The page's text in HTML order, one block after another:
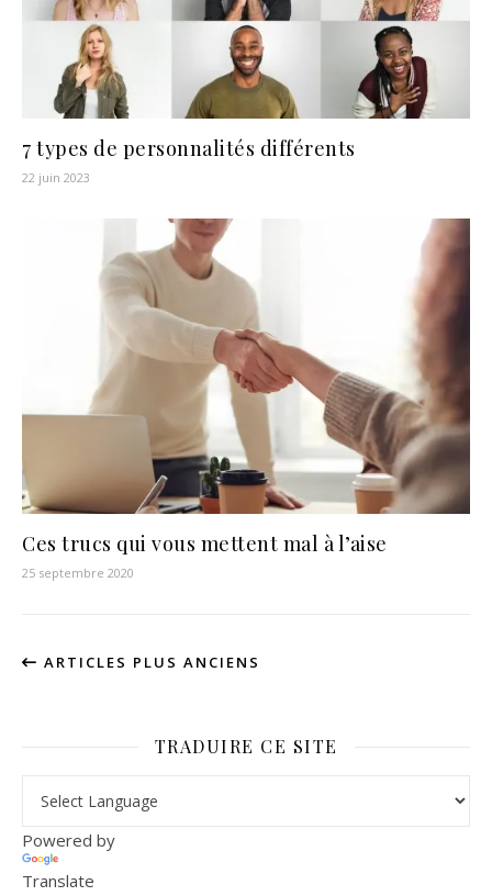
7 types de personnalités différents
22 juin 2023
Ces trucs qui vous mettent mal à l’aise
25 septembre 2020
ARTICLES PLUS ANCIENS
TRADUIRE CE SITE
Powered by
Translate